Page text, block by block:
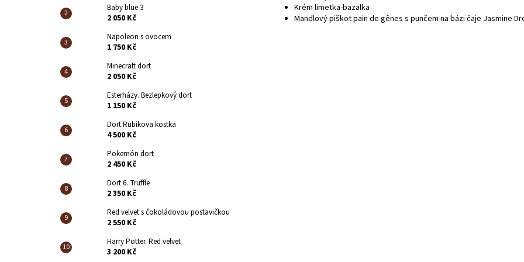
Baby blue 3
2 050 Kč
Napoleon s ovocem
1 750 Kč
Minecraft dort
2 050 Kč
Esterházy. Bezlepkový dort
1 150 Kč
Dort Rubikova kostka
4 500 Kč
Pokemón dort
2 450 Kč
Dort 6. Truffle
2 350 Kč
Red velvet s čokoládovou postavičkou
2 550 Kč
Harry Potter. Red velvet
3 200 Kč
Krém limetka-bazalka
Mandlový piškot pain de gênes s punčem na bázi čaje Jasmine